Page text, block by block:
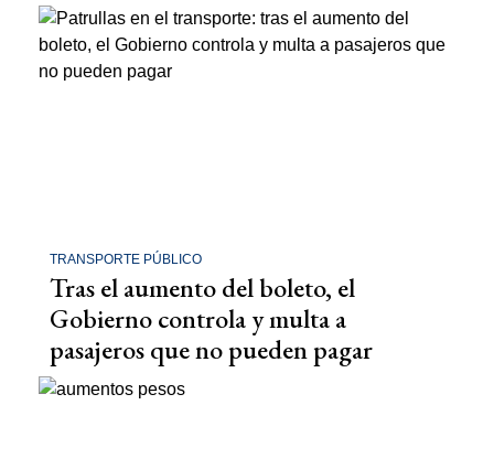
TRANSPORTE PÚBLICO
Tras el aumento del boleto, el
Gobierno controla y multa a
pasajeros que no pueden pagar